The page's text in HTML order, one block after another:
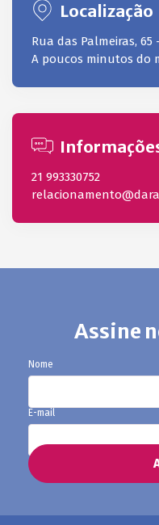
Localização
Rua das Palmeiras, 65
A poucos minutos do
21 993330752
Assine
Nome
E-mail